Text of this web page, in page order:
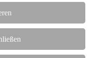
Prüf-, Inspektions- und